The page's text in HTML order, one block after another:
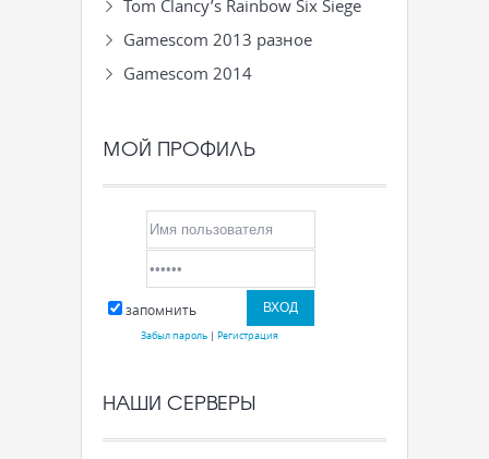
Tom Clancy’s Rainbow Six Siege
Gamescom 2013 разное
Gamescom 2014
МОЙ ПРОФИЛЬ
запомнить
Забыл пароль| Регистрация
НАШИ СЕРВЕРЫ